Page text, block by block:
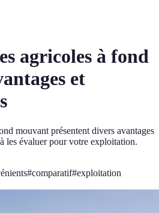
agricoles à fond
et
mouvant présentent divers avantages
les évaluer pour votre exploitation.
#comparatif#exploitation